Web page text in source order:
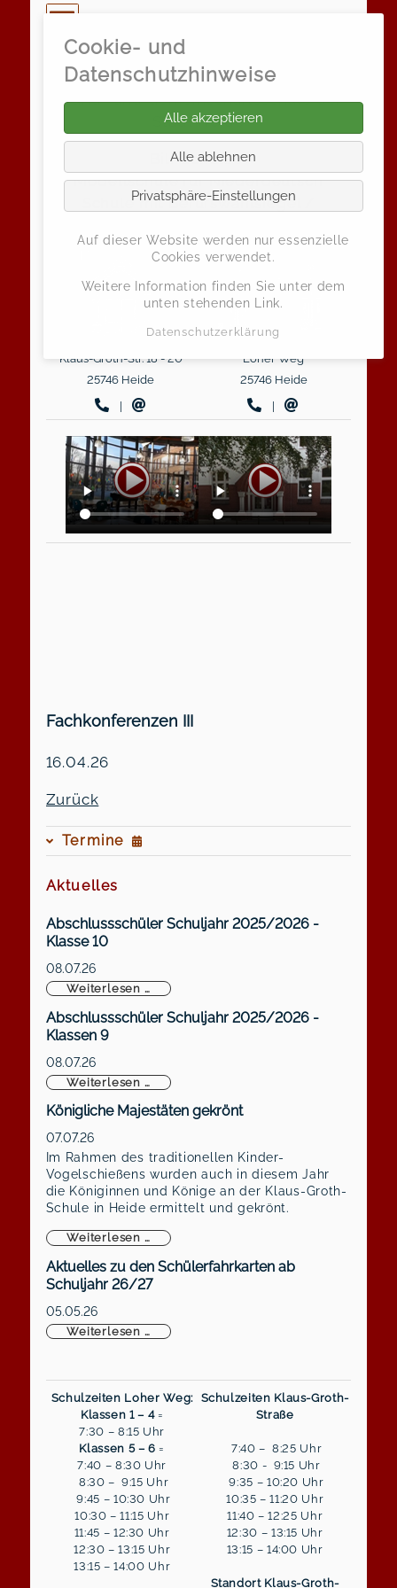
Cookie- und
Datenschutzhinweise
Alle akzeptieren
Alle ablehnen
Privatsphäre-Einstellungen
Auf dieser Website werden nur essenzielle
Cookies verwendet.
Weitere Information finden Sie unter dem
unten stehenden Link.
Datenschutzerklärung
Klaus-Groth-Schule
Grund- und Gemeinschaftsschule der
Stadt Heide
Bili-Schule /
Modellschule für Niederdeutsch
Schule mit Berufswahlsiegel /
Klaus-Groth-Str. 18 - 20
25746 Heide
Loher Weg
25746 Heide
Fachkonferenzen III
16.04.26
Zurück
Termine
Aktuelles
Abschlussschüler Schuljahr 2025/2026 -
Klasse 10
08.07.26
Weiterlesen …Abschlussschüler Schuljahr 2025/2026
Abschlussschüler Schuljahr 2025/2026 -
Klassen 9
08.07.26
Weiterlesen … Abschlussschüler Schuljahr 2025/2026
Königliche Majestäten gekrönt
07.07.26
Im Rahmen des traditionellen Kinder-
Vogelschießens wurden auch in diesem Jahr
die Königinnen und Könige an der Klaus-Groth-
Schule in Heide ermittelt und gekrönt.
Weiterlesen …Königliche Majestäten gekrönt
Aktuelles zu den Schülerfahrkarten ab
Schuljahr 26/27
05.05.26
Weiterlesen … Aktuelles zu den Schülerfahrkarten ab
Schulzeiten Loher Weg:
Klassen 1 – 4 =
7:30 – 8:15 Uhr
Klassen 5 – 6 =
7:40 – 8:30 Uhr
8:30 – 9:15 Uhr
9:45 – 10:30 Uhr
10:30 – 11:15 Uhr
11:45 – 12:30 Uhr
12:30 – 13:15 Uhr
13:15 – 14:00 Uhr
Schulzeiten Klaus-Groth-
Straße
7:40 – 8:25 Uhr
8:30 - 9:15 Uhr
9:35 – 10:20 Uhr
10:35 – 11:20 Uhr
11:40 – 12:25 Uhr
12:30 – 13:15 Uhr
13:15 – 14:00 Uhr
Standort Klaus-Groth-